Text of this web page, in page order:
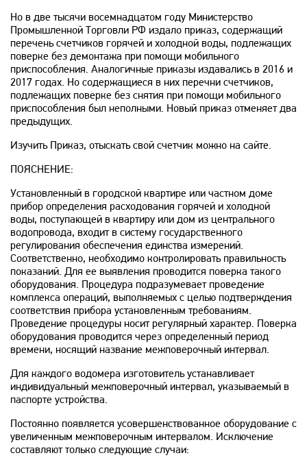
Но в две тысячи восемнадцатом году Министерство
Промышленной Торговли РФ издало приказ, содержащий
перечень счетчиков горячей и холодной воды, подлежащих
поверке без демонтажа при помощи мобильного
приспособления. Аналогичные приказы издавались в 2016 и
2017 годах. Но содержащиеся в них перечни счетчиков,
подлежащих поверке без снятия при помощи мобильного
приспособления был неполными. Новый приказ отменяет два
предыдущих.
Изучить Приказ, отыскать свой счетчик можно на сайте.
ПОЯСНЕНИЕ:
Установленный в городской квартире или частном доме
прибор определения расходования горячей и холодной
воды, поступающей в квартиру или дом из центрального
водопровода, входит в систему государственного
регулирования обеспечения единства измерений.
Соответственно, необходимо контролировать правильность
показаний. Для ее выявления проводится поверка такого
оборудования. Процедура подразумевает проведение
комплекса операций, выполняемых с целью подтверждения
соответствия прибора установленным требованиям.
Проведение процедуры носит регулярный характер. Поверка
оборудования проводится через определенный период
времени, носящий название межповерочный интервал.
Для каждого водомера изготовитель устанавливает
индивидуальный межповерочный интервал, указываемый в
паспорте устройства.
Постоянно появляется усовершенствованное оборудование с
увеличенным межповерочным интервалом. Исключение
составляют только следующие случаи: